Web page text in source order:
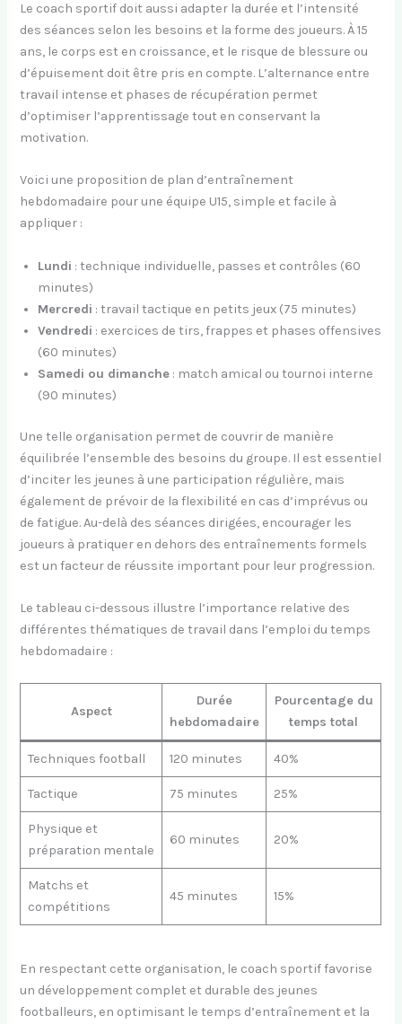
Le coach sportif doit aussi adapter la durée et l’intensité
des séances selon les besoins et la forme des joueurs. À 15
ans, le corps est en croissance, et le risque de blessure ou
d’épuisement doit être pris en compte. L’alternance entre
travail intense et phases de récupération permet
d’optimiser l’apprentissage tout en conservant la
motivation.
Voici une proposition de plan d’entraînement
hebdomadaire pour une équipe U15, simple et facile à
appliquer :
Lundi : technique individuelle, passes et contrôles (60
minutes)
Mercredi : travail tactique en petits jeux (75 minutes)
Vendredi : exercices de tirs, frappes et phases offensives
(60 minutes)
Samedi ou dimanche : match amical ou tournoi interne
(90 minutes)
Une telle organisation permet de couvrir de manière
équilibrée l’ensemble des besoins du groupe. Il est essentiel
d’inciter les jeunes à une participation régulière, mais
également de prévoir de la flexibilité en cas d’imprévus ou
de fatigue. Au-delà des séances dirigées, encourager les
joueurs à pratiquer en dehors des entraînements formels
est un facteur de réussite important pour leur progression.
Le tableau ci-dessous illustre l’importance relative des
différentes thématiques de travail dans l’emploi du temps
hebdomadaire :
Aspect
Durée
hebdomadaire
Pourcentage du
temps total
Techniques football 120 minutes 40%
Tactique 75 minutes 25%
Physique et
préparation mentale
60 minutes 20%
Matchs et
compétitions
45 minutes 15%
En respectant cette organisation, le coach sportif favorise
un développement complet et durable des jeunes
footballeurs, en optimisant le temps d’entraînement et la